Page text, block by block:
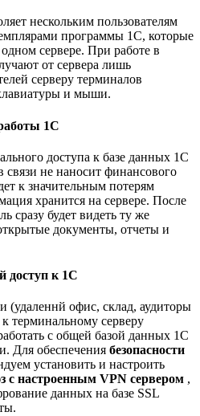
нескольким пользователям
программы 1С, которые
сервере. При работе в
от сервера лишь
серверу терминалов
и мыши.
1С
доступа к базе данных 1C
не наносит финансового
к значительным потерям
хранится на сервере. После
сразу будет видеть ту же
документы, отчеты и
доступ к 1С
(удаленнй офис, склад, аудиторы
терминальному серверу
с общей базой данных 1С
Для обеспечения безопасности
установить и настроить
с настроенным VPN сервером ,
данных на базе SSL